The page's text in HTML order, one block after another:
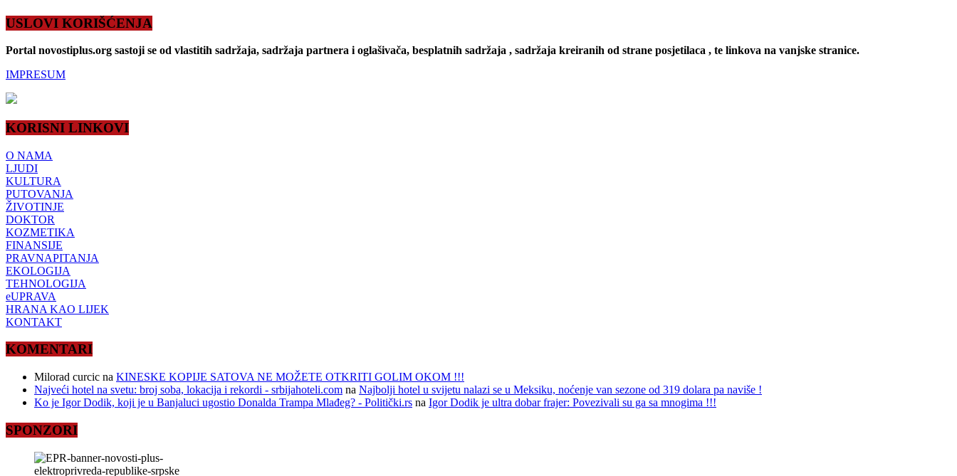
USLOVI KORIŠĆENJA
Portal novostiplus.org sastoji se od vlastitih sadržaja, sadržaja partnera i oglašivača, besplatnih sadržaja , sadržaja kreiranih od strane posjetilaca , te linkova na vanjske stranice.
IMPRESUM
KORISNI LINKOVI
O NAMA
LJUDI
KULTURA
PUTOVANJA
ŽIVOTINJE
DOKTOR
KOZMETIKA
FINANSIJE
PRAVNAPITANJA
EKOLOGIJA
TEHNOLOGIJA
eUPRAVA
HRANA KAO LIJEK
KONTAKT
KOMENTARI
Milorad curcic na KINESKE KOPIJE SATOVA NE MOŽETE OTKRITI GOLIM OKOM !!!
Najveći hotel na svetu: broj soba, lokacija i rekordi - srbijahoteli.com na Najbolji hotel u svijetu nalazi se u Meksiku, noćenje van sezone od 319 dolara pa naviše !
Ko je Igor Dodik, koji je u Banjaluci ugostio Donalda Trampa Mlađeg? - Politički.rs na Igor Dodik je ultra dobar frajer: Povezivali su ga sa mnogima !!!
SPONZORI